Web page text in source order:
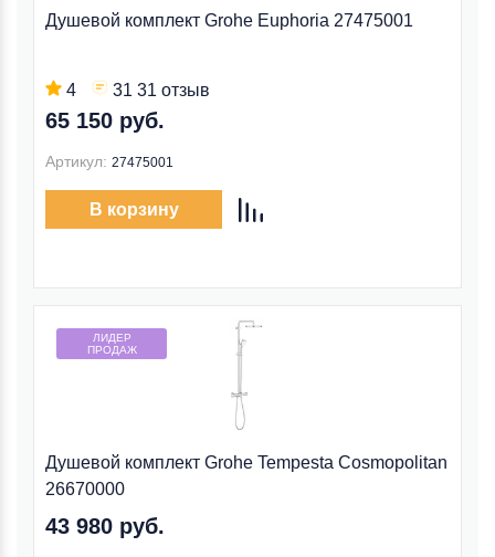
Душевой комплект Grohe Euphoria 27475001
4 31 31 отзыв
65 150 руб.
Артикул: 27475001
В корзину
ЛИДЕР
ПРОДАЖ
Душевой комплект Grohe Tempesta Cosmopolitan
26670000
43 980 руб.